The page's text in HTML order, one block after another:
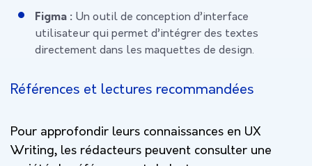
Figma : Un outil de conception d’interface
utilisateur qui permet d’intégrer des textes
directement dans les maquettes de design.
Références et lectures recommandées
Pour approfondir leurs connaissances en UX
Writing, les rédacteurs peuvent consulter une